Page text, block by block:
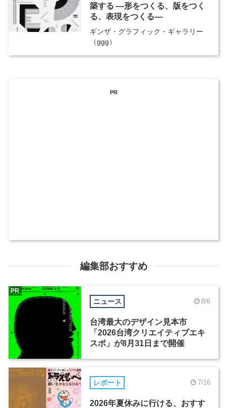
築する ―形をつくる、版をつく
る、表現をつくる―
ギンザ・グラフィック・ギャラリー
（ggg）
PR
編集部おすすめ
ニュース 8/6
台湾最大のデザイン見本市
「2026台湾クリエイティブエキ
スポ」が8月31日まで開催
PR
レポート 7/16
2026年夏休みに行ける、おすす